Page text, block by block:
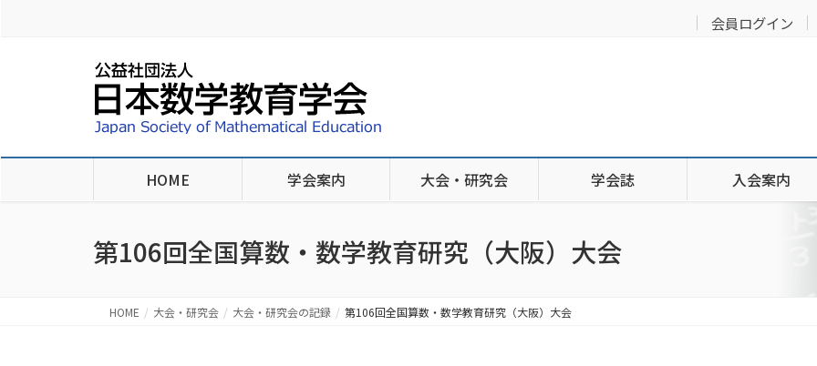
会員ログイン
HOME 学会案内 大会・研究会 学会誌 入会案内
第106回全国算数・数学教育研究（大阪）大会
HOME 大会・研究会 大会・研究会の記録 第106回全国算数・数学教育研究（大阪）大会